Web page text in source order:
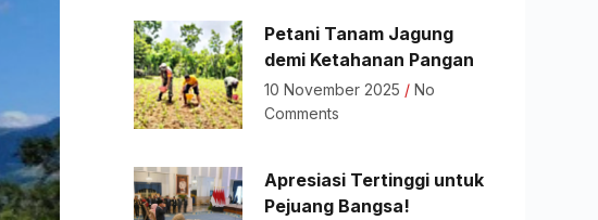
Petani Tanam Jagung
demi Ketahanan Pangan
10 November 2025
No
Comments
Apresiasi Tertinggi untuk
Pejuang Bangsa!